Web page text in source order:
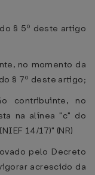
§ 5º deste artigo
no momento da
§ 7º deste artigo;
contribuinte, no
na alínea "c" do
14/17)" (NR)
pelo Decreto
acrescido da